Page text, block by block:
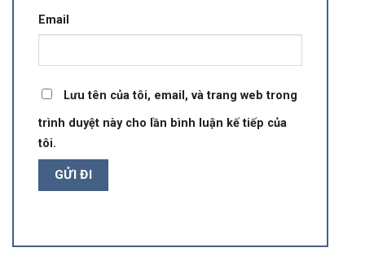
Email
Lưu tên của tôi, email, và trang web trong
trình duyệt này cho lần bình luận kế tiếp của
tôi.